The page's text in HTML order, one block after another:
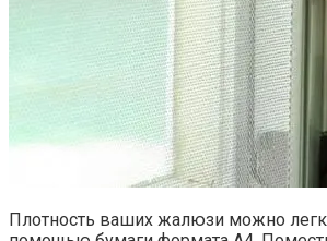
Плотность ваших жалюзи можно